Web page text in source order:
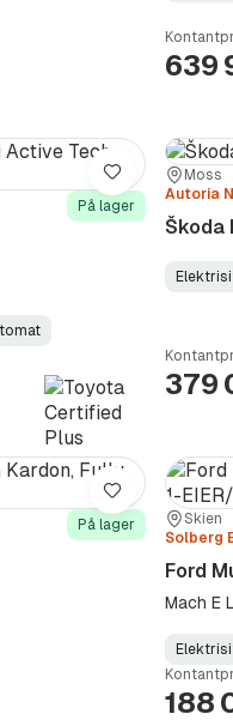
639
På lager
Lagre Sted:
Moss
Autoria
Škoda
Fuel
Model
379
På lager
Lagre
Sted:
Skien
Solberg
Ford
Mach E
Fuel
Type:
Model
Year:
Type:
188